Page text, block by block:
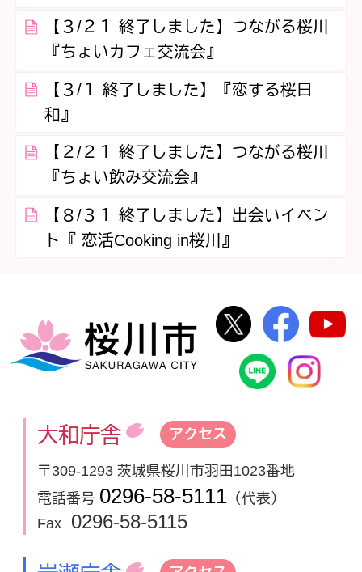
【３/２１ 終了しました】つながる桜川
『ちょいカフェ交流会』
【３/１ 終了しました】『恋する桜日
和』
【２/２１ 終了しました】つながる桜川
『ちょい飲み交流会』
【８/３１ 終了しました】出会いイベン
ト『 恋活Cooking in桜川』
桜川市
桜川市公式
桜川
桜川市公
大和庁舎 アクセス
〒309-1293 茨城県桜川市羽田1023番地
電話番号 0296-58-5111 （代表）
Fax
0296-58-5115